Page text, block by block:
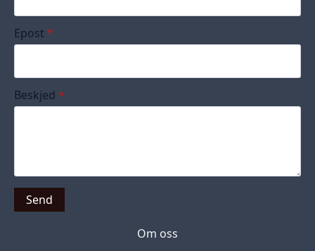
Epost *
Beskjed *
Send
Om oss